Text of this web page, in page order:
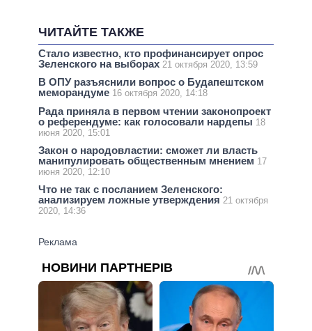
ЧИТАЙТЕ ТАКЖЕ
Стало известно, кто профинансирует опрос
Зеленского на выборах 21 октября 2020, 13:59
В ОПУ разъяснили вопрос о Будапештском
меморандуме 16 октября 2020, 14:18
Рада приняла в первом чтении законопроект
о референдуме: как голосовали нардепы 18
июня 2020, 15:01
Закон о народовластии: сможет ли власть
манипулировать общественным мнением 17
июня 2020, 12:10
Что не так с посланием Зеленского:
анализируем ложные утверждения 21 октября
2020, 14:36